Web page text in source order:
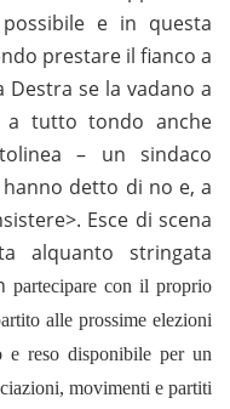
e in questa
prestare il fianco a
Destra se la vadano a
tutto tondo anche
– un sindaco
detto di no e, a
Esce di scena
alquanto stringata
partecipare con il proprio
alle prossime elezioni
e reso disponibile per un
movimenti e partiti